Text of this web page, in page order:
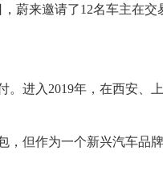
蔚来邀请了12名车主在交
。进入2019年，在西安、
，但作为一个新兴汽车品